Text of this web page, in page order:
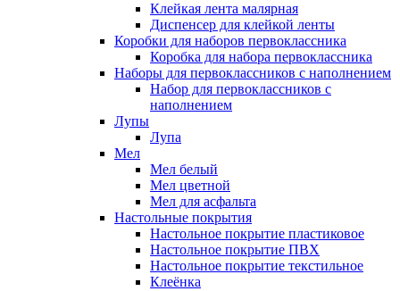
Клейкая лента малярная
Диспенсер для клейкой ленты
Коробки для наборов первоклассника
Коробка для набора первоклассника
Наборы для первоклассников с наполнением
Набор для первоклассников с
наполнением
Лупы
Лупа
Мел
Мел белый
Мел цветной
Мел для асфальта
Настольные покрытия
Настольное покрытие пластиковое
Настольное покрытие ПВХ
Настольное покрытие текстильное
Клеёнка